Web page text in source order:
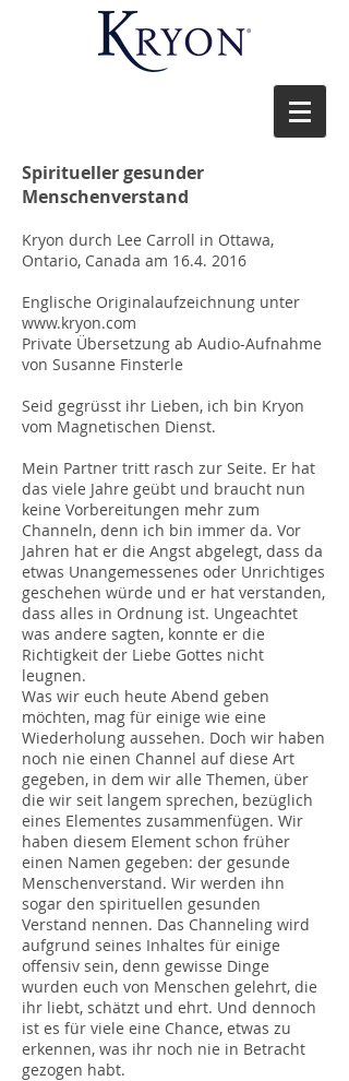
Spiritueller gesunder
Menschenverstand
Kryon durch Lee Carroll in Ottawa,
Ontario, Canada am 16.4. 2016
Englische Originalaufzeichnung unter
www.kryon.com
Private Übersetzung ab Audio-Aufnahme
von Susanne Finsterle
Seid gegrüsst ihr Lieben, ich bin Kryon
vom Magnetischen Dienst.
Mein Partner tritt rasch zur Seite. Er hat
das viele Jahre geübt und braucht nun
keine Vorbereitungen mehr zum
Channeln, denn ich bin immer da. Vor
Jahren hat er die Angst abgelegt, dass da
etwas Unangemessenes oder Unrichtiges
geschehen würde und er hat verstanden,
dass alles in Ordnung ist. Ungeachtet
was andere sagten, konnte er die
Richtigkeit der Liebe Gottes nicht
leugnen.
Was wir euch heute Abend geben
möchten, mag für einige wie eine
Wiederholung aussehen. Doch wir haben
noch nie einen Channel auf diese Art
gegeben, in dem wir alle Themen, über
die wir seit langem sprechen, bezüglich
eines Elementes zusammenfügen. Wir
haben diesem Element schon früher
einen Namen gegeben: der gesunde
Menschenverstand. Wir werden ihn
sogar den spirituellen gesunden
Verstand nennen. Das Channeling wird
aufgrund seines Inhaltes für einige
offensiv sein, denn gewisse Dinge
wurden euch von Menschen gelehrt, die
ihr liebt, schätzt und ehrt. Und dennoch
ist es für viele eine Chance, etwas zu
erkennen, was ihr noch nie in Betracht
gezogen habt.